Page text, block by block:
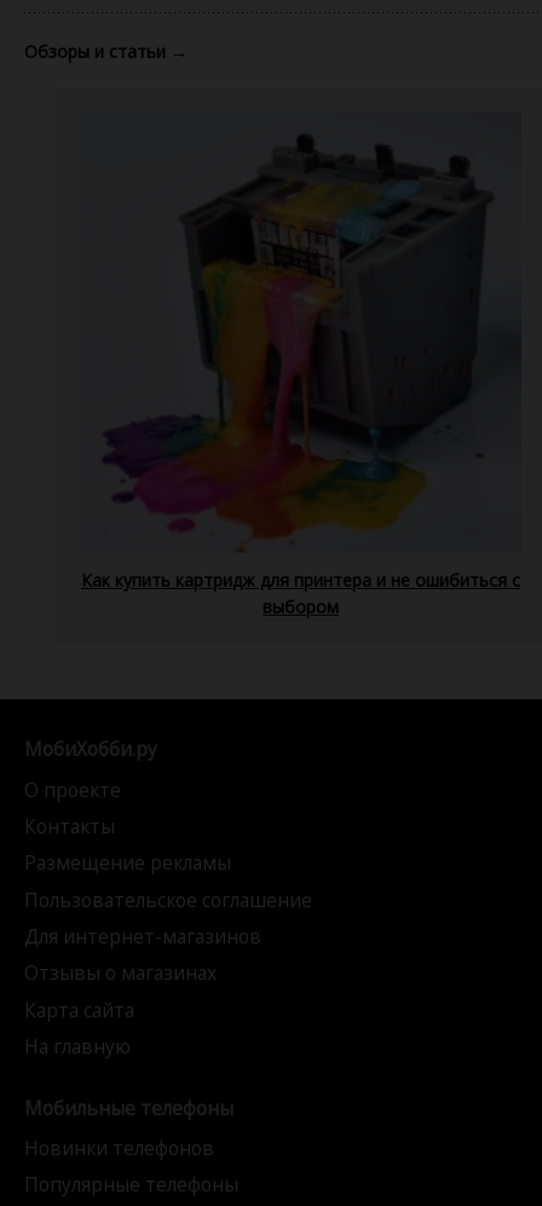
Обзоры и статьи →
Как купить картридж для принтера и не ошибиться с
выбором
МобиХобби.ру
О проекте
Контакты
Размещение рекламы
Пользовательское соглашение
Для интернет-магазинов
Отзывы о магазинах
Карта сайта
На главную
Мобильные телефоны
Новинки телефонов
Популярные телефоны